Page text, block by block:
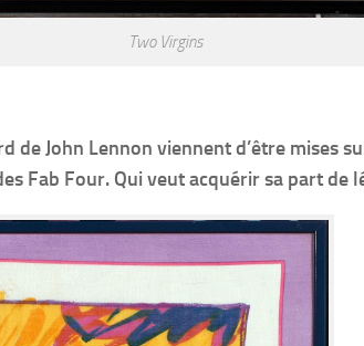
Two Virgins
John Lennon viennent d’être mises
Fab Four. Qui veut acquérir sa part de